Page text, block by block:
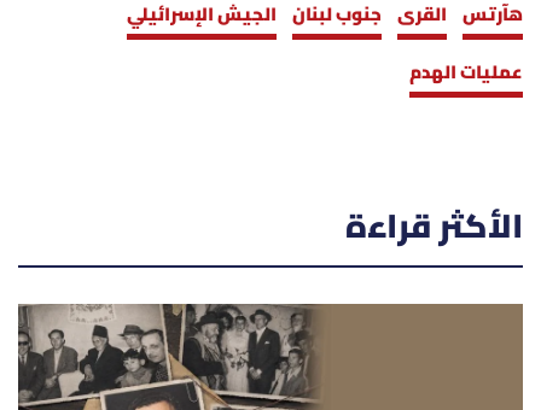
هآرتس القرى جنوب لبنان الجيش الإسرائيلي
عمليات الهدم
الأكثر قراءة